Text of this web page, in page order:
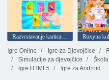
Razvrstavanje kartica hrane
Igre Online
Igre za Djevojčice
Simulacije za djevojčice
Igre HTML5
Igre za Android